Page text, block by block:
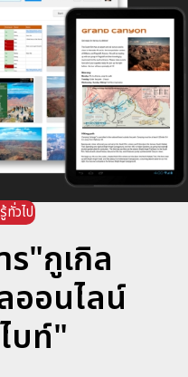
ทั่วไป
"กูเกิล
ออนไลน์
บท์"